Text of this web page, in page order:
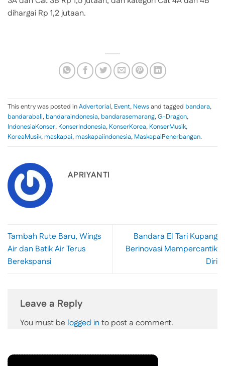
dihargai Rp 1,2 jutaan.
This entry was posted inAdvertorial, Event, Newsand tagged bandara,
bandarabali, bandaraindonesia, bandarasemarang,G-Dragon,
IndonesiaKonser, KonserIndonesia, KonserKorea, KonserMusik,
KoreaMusik,maskapai,maskapaiindonesia, MaskapaiPenerbangan.
APRIYANTI
Tambah Rute Baru, Wings
Air dan Batik Air Terus
Berekspansi
Bandara El Tari Kupang
Berinovasi Mempercantik
Diri
Leave a Reply
You must be logged in to post a comment.